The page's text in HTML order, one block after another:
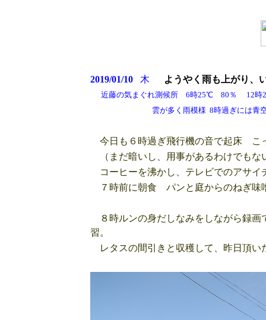
2019/01/10木 ようやく雨も上がり 、
近藤の気まぐれ測候所 6時25℃ 80％
雲が多く雨模様 8時過ぎには青空
今日も６時過ぎ飛行機の音で起床 こ
（まだ暗いし、用事があるわけでもな
コーヒーを沸かし、テレビでのアサ
７時前に朝食 パンと庭からのねぎ味
８時ルンの身だしなみをしながら録画
習。
レタスの間引きと収穫して、昨日頂い